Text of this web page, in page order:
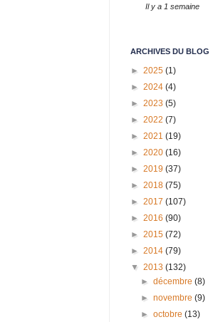
Il y a 1 semaine
ARCHIVES DU BLOG
► 2025 (1)
► 2024 (4)
► 2023 (5)
► 2022 (7)
► 2021 (19)
► 2020 (16)
► 2019 (37)
► 2018 (75)
► 2017 (107)
► 2016 (90)
► 2015 (72)
► 2014 (79)
▼ 2013 (132)
►décembre(8)
►novembre(9)
►octobre(13)